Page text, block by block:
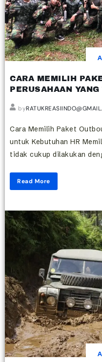
CARA MEMILIH
PERUSAHAAN YANG
by
Cara Memilih Paket
untuk Kebutuhan HR
tidak cukup dilakukan
Read More